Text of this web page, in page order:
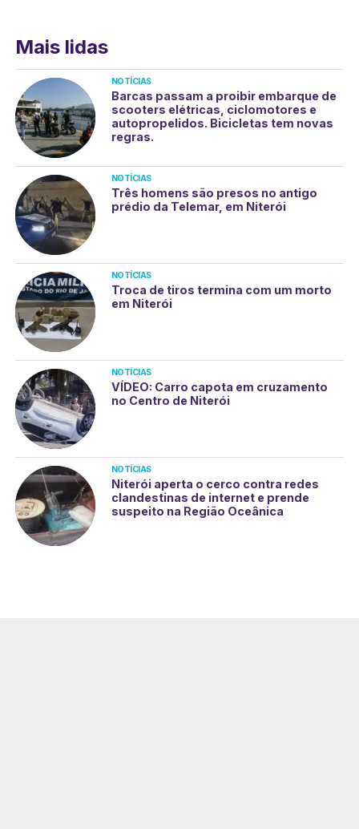
Mais lidas
NOTÍCIAS
Barcas passam a proibir embarque de
scooters elétricas, ciclomotores e
autopropelidos. Bicicletas tem novas
regras.
NOTÍCIAS
Três homens são presos no antigo
prédio da Telemar, em Niterói
NOTÍCIAS
Troca de tiros termina com um morto
em Niterói
NOTÍCIAS
VÍDEO: Carro capota em cruzamento
no Centro de Niterói
NOTÍCIAS
Niterói aperta o cerco contra redes
clandestinas de internet e prende
suspeito na Região Oceânica